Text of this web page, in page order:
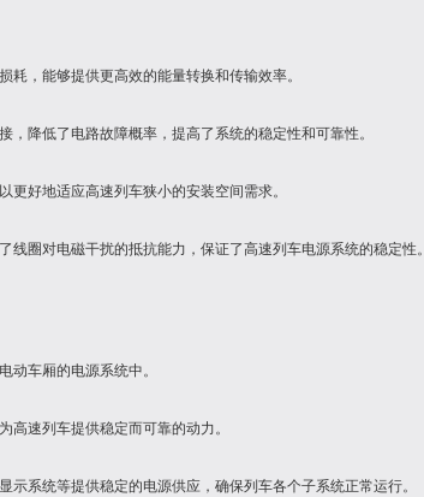
耗，能够提供更高效的能量转换和传输效率。
降低了电路故障概率，提高了系统的稳定性和可靠性。
更好地适应高速列车狭小的安装空间需求。
圈对电磁干扰的抵抗能力，保证了高速列车电源系统的稳定性。
动车厢的电源系统中。
高速列车提供稳定而可靠的动力。
系统等提供稳定的电源供应，确保列车各个子系统正常运行。